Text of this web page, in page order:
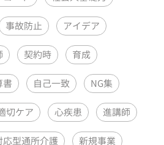
事故防止 アイデア
契約時 育成
書 自己一致 NG集
切ケア 心疾患 進講師
応型通所介護 新規事業